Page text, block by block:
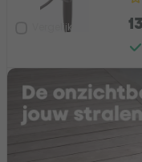
Vergelijk